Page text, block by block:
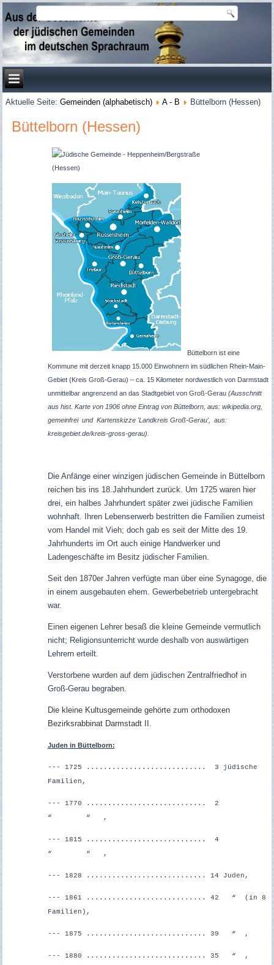
Aktuelle Seite:Gemeinden (alphabetisch) A - B Büttelborn (Hessen)
Büttelborn (Hessen)
Büttelborn ist eine
Kommune mit derzeit knapp 15.000 Einwohnern im südlichen Rhein-Main-
Gebiet (Kreis Groß-Gerau) – ca. 15 Kilometer nordwestlich von Darmstadt
unmittelbar angrenzend an das Stadtgebiet von Groß-Gerau (Ausschnitt
aus hist. Karte von 1906 ohne Eintrag von Büttelborn, aus: wikipedia.org,
gemeinfrei und Kartenskizze 'Landkreis Groß-Gerau', aus:
kreisgebiet.de/kreis-gross-gerau).
Die Anfänge einer winzigen jüdischen Gemeinde in Büttelborn
reichen bis ins 18.Jahrhundert zurück. Um 1725 waren hier
drei, ein halbes Jahrhundert später zwei jüdische Familien
wohnhaft. Ihren Lebenserwerb bestritten die Familien zumeist
vom Handel mit Vieh; doch gab es seit der Mitte des 19.
Jahrhunderts im Ort auch einige Handwerker und
Ladengeschäfte im Besitz jüdischer Familien.
Seit den 1870er Jahren verfügte man über eine Synagoge, die
in einem ausgebauten ehem. Gewerbebetrieb untergebracht
war.
Einen eigenen Lehrer besaß die kleine Gemeinde vermutlich
nicht; Religionsunterricht wurde deshalb von auswärtigen
Lehrern erteilt.
Verstorbene wurden auf dem jüdischen Zentralfriedhof in
Groß-Gerau begraben.
Die kleine Kultusgemeinde gehörte zum orthodoxen
Bezirksrabbinat Darmstadt II.
Juden in Büttelborn:
--- 1725 ............................ 3 jüdische
Familien,
--- 1770 ............................ 2
“ “ ,
--- 1815 ............................ 4
“ “ ,
--- 1828 ............................ 14 Juden,
--- 1861 ............................ 42 “ (in 8
Familien),
--- 1875 ............................ 39 “ ,
--- 1880 ............................ 35 “ ,